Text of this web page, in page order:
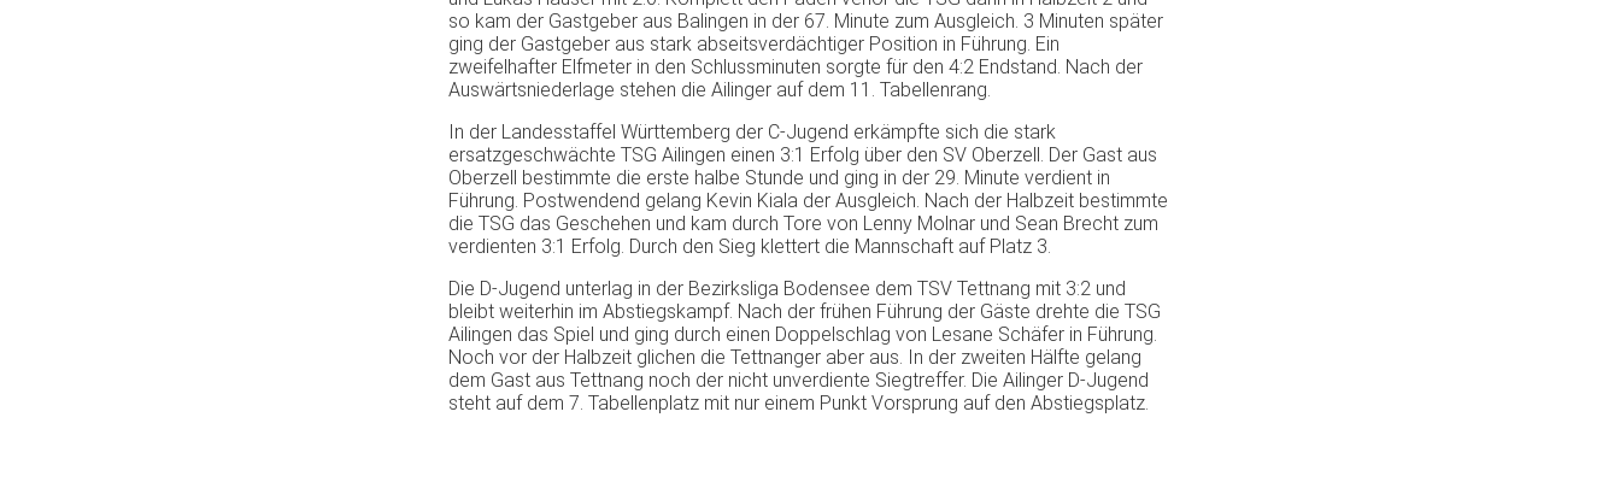
so kam der Gastgeber aus Balingen in der 67. Minute zum Ausgleich. 3 Minuten später
ging der Gastgeber aus stark abseitsverdächtiger Position in Führung. Ein
zweifelhafter Elfmeter in den Schlussminuten sorgte für den 4:2 Endstand. Nach der
Auswärtsniederlage stehen die Ailinger auf dem 11. Tabellenrang.
In der Landesstaffel Württemberg der C-Jugend erkämpfte sich die stark
ersatzgeschwächte TSG Ailingen einen 3:1 Erfolg über den SV Oberzell. Der Gast aus
Oberzell bestimmte die erste halbe Stunde und ging in der 29. Minute verdient in
Führung. Postwendend gelang Kevin Kiala der Ausgleich. Nach der Halbzeit bestimmte
die TSG das Geschehen und kam durch Tore von Lenny Molnar und Sean Brecht zum
verdienten 3:1 Erfolg. Durch den Sieg klettert die Mannschaft auf Platz 3.
Die D-Jugend unterlag in der Bezirksliga Bodensee dem TSV Tettnang mit 3:2 und
bleibt weiterhin im Abstiegskampf. Nach der frühen Führung der Gäste drehte die TSG
Ailingen das Spiel und ging durch einen Doppelschlag von Lesane Schäfer in Führung.
Noch vor der Halbzeit glichen die Tettnanger aber aus. In der zweiten Hälfte gelang
dem Gast aus Tettnang noch der nicht unverdiente Siegtreffer. Die Ailinger D-Jugend
steht auf dem 7. Tabellenplatz mit nur einem Punkt Vorsprung auf den Abstiegsplatz.